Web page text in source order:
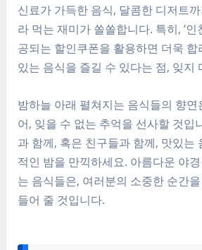
신료가 가득한 음식, 달콤한 디저트
라 먹는 재미가 쏠쏠합니다. 특히, ‘인
공되는 할인쿠폰을 활용하면 더욱
있는 음식을 즐길 수 있다는 점, 잊지
밤하늘 아래 펼쳐지는 음식들의 향연
어, 잊을 수 없는 추억을 선사할 것입
과 함께, 혹은 친구들과 함께, 맛있는
적인 밤을 만끽하세요. 아름다운 야
는 음식들은, 여러분의 소중한 순간
들어 줄 것입니다.